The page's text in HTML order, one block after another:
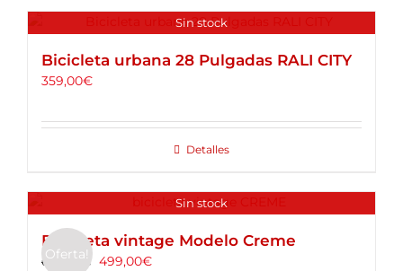
Sin stock
Bicicleta urbana 28 Pulgadas RALI CITY
359,00€
Detalles
Sin stock
Oferta!
Bicicleta vintage Modelo Creme
699,00€ 499,00€